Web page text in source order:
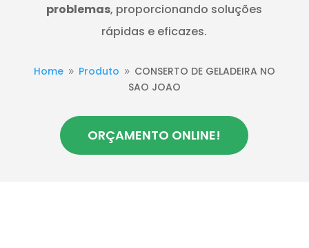
problemas, proporcionando soluções
rápidas e eficazes.
Home 9 Produto 9 CONSERTO DE GELADEIRA NO
SAO JOAO
ORÇAMENTO ONLINE!